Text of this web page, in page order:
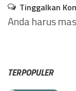
Tinggalkan
Anda harus
TERPOPULER